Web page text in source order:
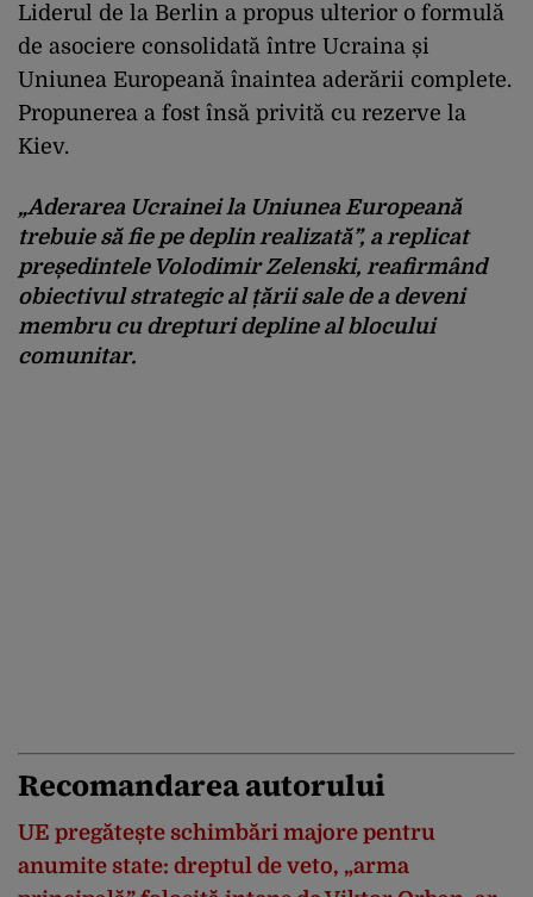
Liderul de la Berlin a propus ulterior o formulă
de asociere consolidată între Ucraina și
Uniunea Europeană înaintea aderării complete.
Propunerea a fost însă privită cu rezerve la
Kiev.
„Aderarea Ucrainei la Uniunea Europeană
trebuie să fie pe deplin realizată”, a replicat
președintele Volodimir Zelenski, reafirmând
obiectivul strategic al țării sale de a deveni
membru cu drepturi depline al blocului
comunitar.
Recomandarea autorului
UE pregătește schimbări majore pentru
anumite state: dreptul de veto, „arma